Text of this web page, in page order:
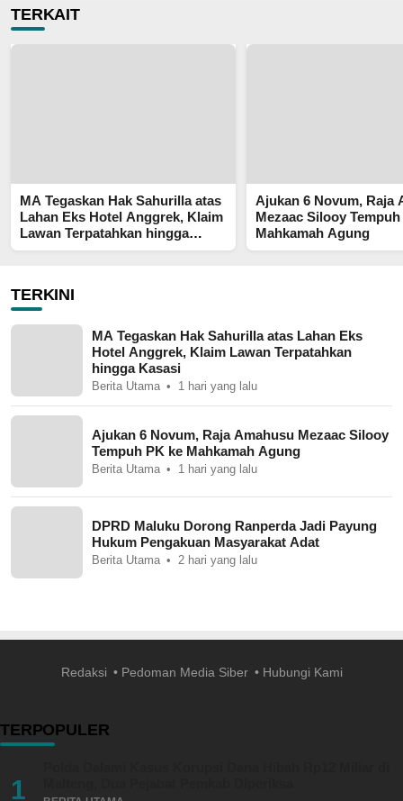
TERKAIT
MA Tegaskan Hak Sahurilla atas
Lahan Eks Hotel Anggrek, Klaim
Lawan Terpatahkan hingga
Kasasi
Ajukan 6 Novum, Raja
Mezaac Silooy
Mahkamah Agung
TERKINI
MA Tegaskan Hak Sahurilla atas Lahan Eks
Hotel Anggrek, Klaim Lawan Terpatahkan
hingga Kasasi
Berita Utama 1 hari yang lalu
Ajukan 6 Novum, Raja Amahusu Mezaac Silooy
Tempuh PK ke Mahkamah Agung
Berita Utama 1 hari yang lalu
DPRD Maluku Dorong Ranperda Jadi Payung
Hukum Pengakuan Masyarakat Adat
Berita Utama 2 hari yang lalu
Redaksi Pedoman Media Siber Hubungi Kami
TERPOPULER
1